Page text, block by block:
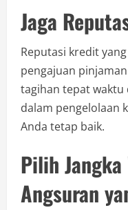
Jaga
Reputasi kredit
pengajuan
tagihan tepat waktu
dalam pengelolaan
Anda tetap baik.
Pilih
Angsuran